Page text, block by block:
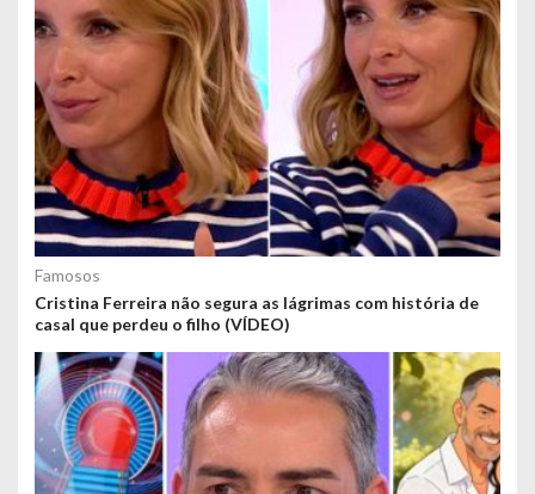
Famosos
Cristina Ferreira não segura as lágrimas com história de
casal que perdeu o filho (VÍDEO)